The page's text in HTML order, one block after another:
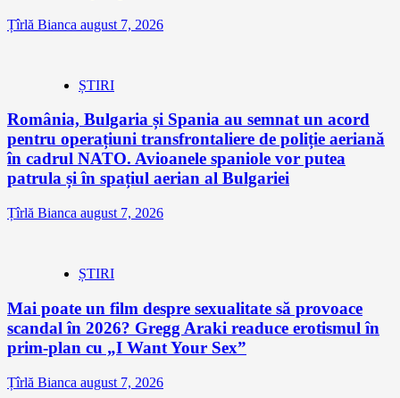
Țîrlă Bianca august 7, 2026
ȘTIRI
România, Bulgaria și Spania au semnat un acord
pentru operațiuni transfrontaliere de poliție aeriană
în cadrul NATO. Avioanele spaniole vor putea
patrula și în spațiul aerian al Bulgariei
Țîrlă Bianca august 7, 2026
ȘTIRI
Mai poate un film despre sexualitate să provoace
scandal în 2026? Gregg Araki readuce erotismul în
prim-plan cu „I Want Your Sex”
Țîrlă Bianca august 7, 2026